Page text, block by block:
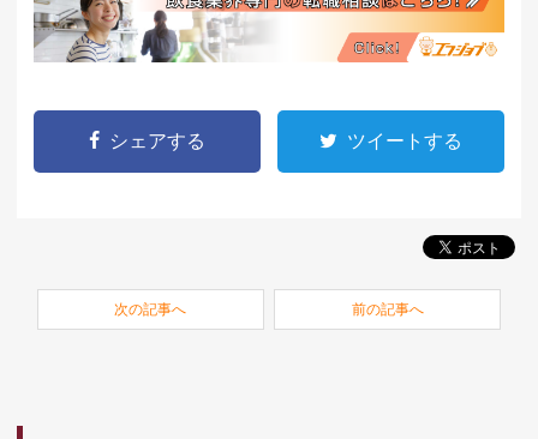
シェアする ツイートする
次の記事へ 前の記事へ